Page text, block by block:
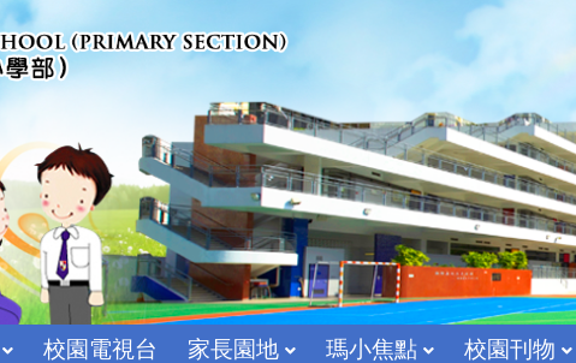
校園電視台 家長園地 瑪小焦點 校園刊物